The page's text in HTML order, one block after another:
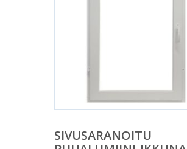
SIVUSARANOITU